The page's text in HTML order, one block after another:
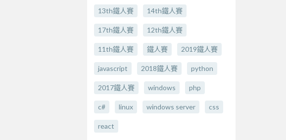
13th鐵人賽 14th鐵人賽
17th鐵人賽 12th鐵人賽
11th鐵人賽 鐵人賽 2019鐵人賽
javascript 2018鐵人賽 python
2017鐵人賽 windows php
c# linux windows server css
react